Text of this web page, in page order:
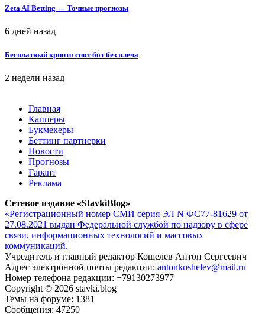
Zeta AI Betting — Точные прогнозы
6 дней назад
Бесплатный крипто спот бот без плеча
2 недели назад
Главная
Капперы
Букмекеры
Беттинг партнерки
Новости
Прогнозы
Гарант
Реклама
Сетевое издание «StavkiBlog»
«Регистрационный номер СМИ серия ЭЛ N ФС77-81629 от
27.08.2021 выдан Федеральной службой по надзору в сфере
связи, информационных технологий и массовых
коммуникаций.
Учредитель и главный редактор Кошелев Антон Сергеевич
Адрес электронной почты редакции: antonkoshelev@mail.ru
Номер телефона редакции: +79130273977
Copyright © 2026 stavki.blog
Темы на форуме: 1381
Сообщения: 47250